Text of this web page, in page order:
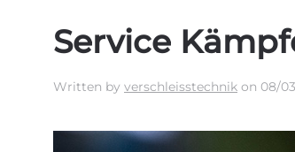
Service
Written by verschleisstechnik on 08/